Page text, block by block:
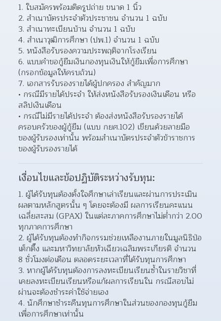
1. ใบสมัครพร้อมติดรูปถ่าย ขนาด 1 นิ้ว
2. สำเนาบัตรประจำตัวประชาชน จำนวน 1 ฉบับ
3. สำเนาทะเบียนบ้าน จำนวน 1 ฉบับ
4. สำเนาวุฒิการศึกษา (ปพ.1) จำนวน 1 ฉบับ
5. หนังสือรับรองความประพฤติจากโรงเรียน
6. แบบคำขอกู้ยืมเงินกองทุนเงินให้กู้ยืมเพื่อการศึกษา
(กรอกข้อมูลให้ครบถ้วน)
7. เอกสารรับรองรายได้ผู้ปกครอง สำคัญมาก
กรณีมีรายได้ประจำ ให้ส่งหนังสือรับรองเงินเดือน หรือ
สลิปเงินเดือน
กรณีไม่มีรายได้ประจำ ต้องส่งหนังสือรับรองรายได้
ครอบครัวของผู้กู้ยืม (แบบ กยศ.102) เขียนด้วยลายมือ
ของผู้รับรองเท่านั้น พร้อมสำเนาบัตรประจำตัวข้าราชการ
ของผู้รับรองรายได้
เงื่อนไขและข้อปฏิบัติระหว่างรับทุน:
1. ผู้ได้รับทุนต้องตั้งใจศึกษาเล่าเรียนและผ่านการประเมิน
ผลตามหลักสูตรนั้น ๆ โดยจะต้องมี ผลการเรียนคะแนน
เฉลี่ยสะสม (GPAX) ในแต่ละภาคการศึกษาไม่ต่ำกว่า 2.00
ทุกภาคการศึกษา
2. ผู้ได้รับทุนต้องทำกิจกรรมช่วยเหลืองานภายในมูลนิธิป่อ
เต็กตึ๊ง และมหาวิทยาลัยหัวเฉียวเฉลิมพระเกียรติ จำนวน
8 ชั่วโมงต่อเดือน ตลอดระยะเวลาที่ได้รับทุนการศึกษา
3. หากผู้ได้รับทุนต้องการลงทะเบียนเรียนซ้ำในรายวิชาที่
เคยลงทะเบียนเรียนหรือแก้ผลการเรียนใน กรณีสอบไม่
ผ่านจะต้องชำระค่าใช้จ่ายเอง
4. นักศึกษาชำระคืนทุนการศึกษาในส่วนของกองทุนกู้ยืม
เพื่อการศึกษาเท่านั้น